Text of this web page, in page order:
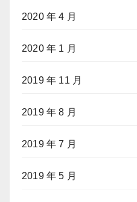
2020 年 4 月
2020 年 1 月
2019 年 11 月
2019 年 8 月
2019 年 7 月
2019 年 5 月